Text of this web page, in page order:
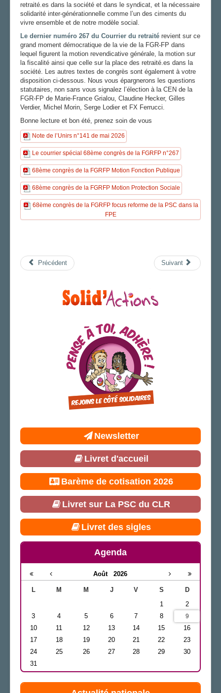
retraité.es dans la société et dans le syndicat, et la nécessaire
solidarité inter-générationnelle comme l’un des ciments du
vivre ensemble et de notre modèle social.
Le dernier numéro 267 du Courrier du retraité revient sur ce
grand moment démocratique de la vie de la FGR-FP dans
lequel figurent la motion revendicative générale, la motion sur
la fiscalité ainsi que celle sur la place des retraité.es dans la
société. Les autres textes de congrès sont également à votre
disposition ci-dessous. Nous vous épargnerons les questions
statutaires, non sans vous signalez l’élection à la CEN de la
FGR-FP de Marie-France Grialou, Claudine Hecker, Gilles
Verdier, Michel Morin, Serge Lodier et FX Ferrucci.
Bonne lecture et bon été, prenez soin de vous
Note de l’Unirs n°141 de mai 2026
Le courrier spécial 68ème congrès de la FGRFP n°267
68ème congrès de la FGRFP Motion Fonction Publique
68ème congrès de la FGRFP Motion Protection Sociale
68ème congrès de la FGRFP focus reforme de la PSC dans la
FPE
Précédent Suivant
Newsletter
Livret d'accueil
Barème de cotisation 2026
Livret sur La PSC du CLR
Livret des sigles
Agenda
Août 2026
L M M J V S
D
1
2
3
4 5 6 7 8 9
10 11 12 13 14 15
16
17
18 19 20 21 22
23
24
25 26 27 28 29
30
31